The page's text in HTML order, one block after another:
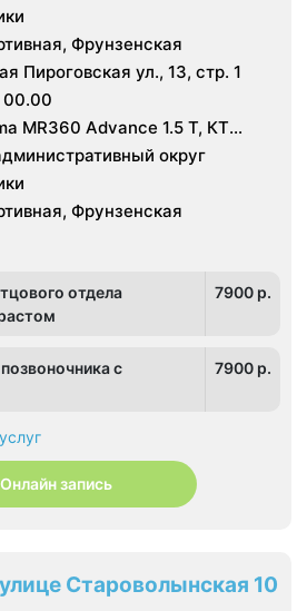
Фрунзенская
Пироговская ул., 13, стр. 1
MR360 Advance 1.5 Т, КТ
среза
округ
Фрунзенская
отдела
7900 p.
с
7900 p.
Онлайн запись
Староволынская 10